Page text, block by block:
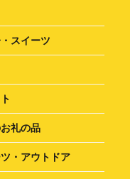
スイーツ
礼の品
・アウトドア